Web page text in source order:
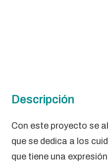
Descripción
Con este proyecto se
que se dedica a los
que tiene una